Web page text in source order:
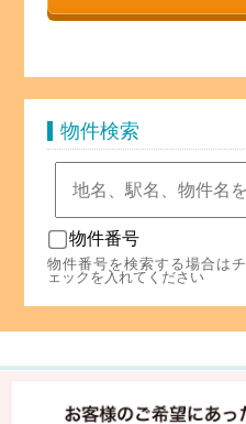
物件検索
物件番号
物件番号を検索する場合はチ
ェックを入れてください